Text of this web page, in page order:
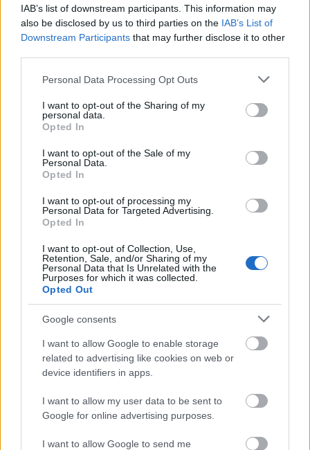
IAB’s list of downstream participants. This information may
also be disclosed by us to third parties on the IAB’s List of
Downstream Participants that may further disclose it to other
Please note that this website/app uses one or more Google
not limited to your visit or usage behaviour. You may click to
grant or deny consent to Google and its third-party tags to
use your data for below specified purposes in below Google
consent section.
Personal Data Processing Opt Outs
I want to opt-out of the Sharing of my
personal data.
Opted In
I want to opt-out of the Sale of my
Personal Data.
Opted In
I want to opt-out of processing my
Personal Data for Targeted Advertising.
Opted In
I want to opt-out of Collection, Use,
Retention, Sale, and/or Sharing of my
Personal Data that Is Unrelated with the
Purposes for which it was collected.
Opted Out
Google consents
I want to allow Google to enable storage
related to advertising like cookies on web or
device identifiers in apps.
I want to allow my user data to be sent to
Google for online advertising purposes.
I want to allow Google to send me